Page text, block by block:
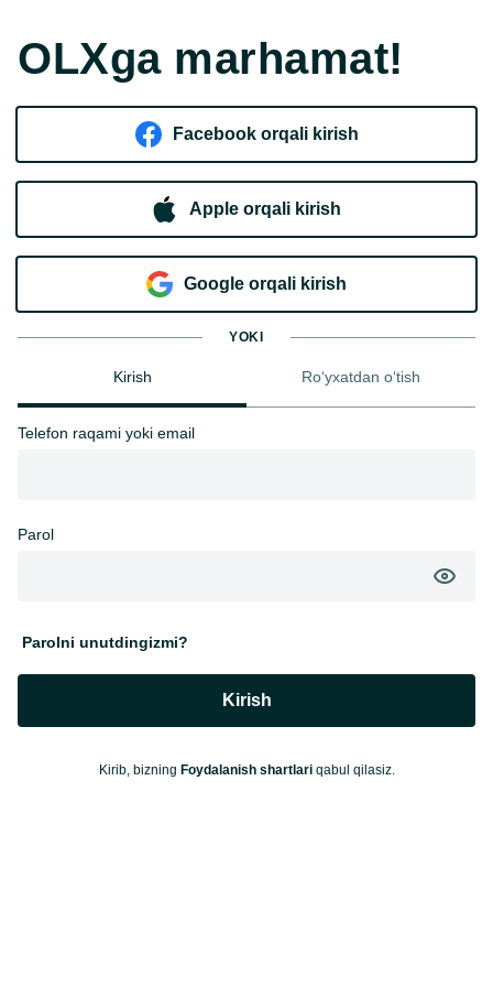
OLXga marhamat!
Facebook orqali kirish​
Apple orqali kirish
Goo​g​le orqali kirish
YOKI
Kirish Ro‘yxatdan o‘tish
Telefon raqami yoki email
Parol
Parolni unutdingizmi?
Kirish
Kirib, bizning Foydalanish shartlariqabul qilasiz.